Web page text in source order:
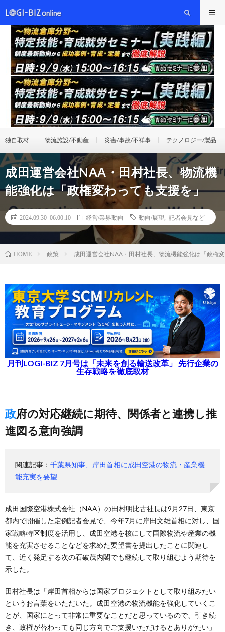
独自取材 物流施設/不動産 災害/事故/不祥事 テクノロジー/製品
成田運営会社NAA・田村社長、物流機
能強化は「政権変わっても支援を」
2024.09.30 06:00:10 経営/業界動向 動向/展望 記者会見など
HOME 政策 成田運営会社NAA・田村社長、物流機能強化は「政権
月刊LOGI-BIZ 7月号は「未来を創る輸送改革」 先行企業の
生存戦略を徹底取材
政府の対応継続に期待、関係者と連携し推
進図る意向強調
関連記事： 千葉県知事、岸田首相に成田空港の物流・産業機
能充実を要望
成田国際空港株式会社（NAA）の田村明比古社長は9月27日、東京
都内で開催した定例記者会見で、今年7月に岸田文雄首相に対し、国
家戦略特区制度を活用し、成田空港を核にして国際物流や産業の機
能を充実させることなどを求めた要望書を提出したことに関連し
て、近く発足する次の石破茂内閣でも継続して取り組むよう期待を
示した。
田村社長は「岸田首相からは国家プロジェクトとして取り組みたい
というお言葉をいただいた。成田空港の物流機能を強化していくこ
とが、国家にとって非常に重要なことだと思っているので、引き続
き、政権が替わっても同じ方向でご支援いただけるとありがたい」